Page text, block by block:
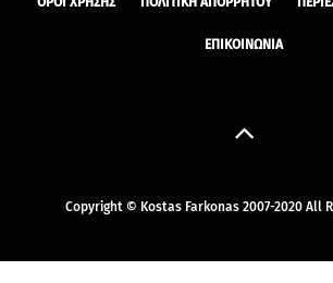
ΕΠΙΚΟΙΝΩΝΊΑ
Copyright © Kostas Farkonas 2007-2020 All